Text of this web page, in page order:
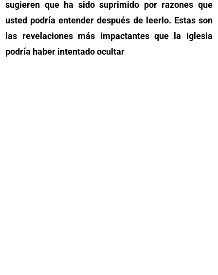
sugieren que ha sido suprimido por razones que
usted podría entender después de leerlo. Estas son
las revelaciones más impactantes que la Iglesia
podría haber intentado ocultar